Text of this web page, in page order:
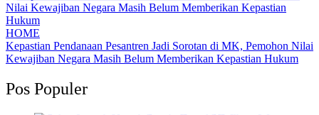
HOME
Kepastian Pendanaan Pesantren Jadi Sorotan di MK, Pemohon Nilai
Kewajiban Negara Masih Belum Memberikan Kepastian Hukum
Pos Populer